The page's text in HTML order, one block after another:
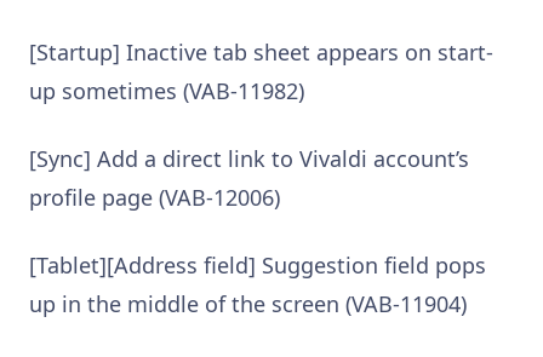
[Startup] Inactive tab sheet appears on start-
up sometimes (VAB-11982)
[Sync] Add a direct link to Vivaldi account’s
profile page (VAB-12006)
[Tablet][Address field] Suggestion field pops
up in the middle of the screen (VAB-11904)